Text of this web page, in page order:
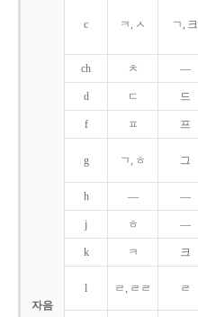
자음
c ㅋ, ㅅ ㄱ, 크
ch ㅊ ―
d ㄷ 드
f ㅍ 프
g ㄱ, ㅎ 그
h ― ―
j ㅎ ―
k ㅋ 크
l ㄹ, ㄹㄹ ㄹ